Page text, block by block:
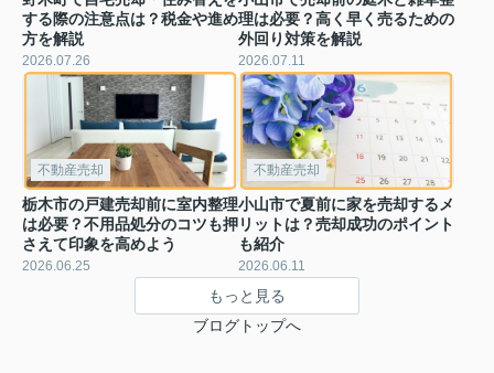
する際の注意点は？税金や進め
方を解説
2026.07.26
理は必要？高く早く売るための
外回り対策を解説
2026.07.11
不動産売却
栃木市の戸建売却前に室内整理
は必要？不用品処分のコツも押
さえて印象を高めよう
2026.06.25
不動産売却
小山市で夏前に家を売却するメ
リットは？売却成功のポイント
も紹介
2026.06.11
もっと見る
ブログトップへ